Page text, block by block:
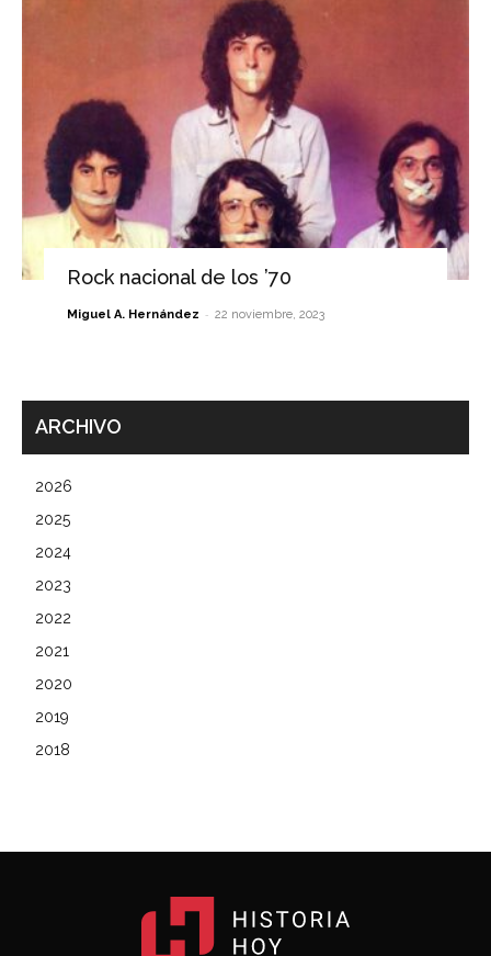
Rock nacional de los ’70
Miguel A. Hernández - 22 noviembre, 2023
ARCHIVO
2026
2025
2024
2023
2022
2021
2020
2019
2018